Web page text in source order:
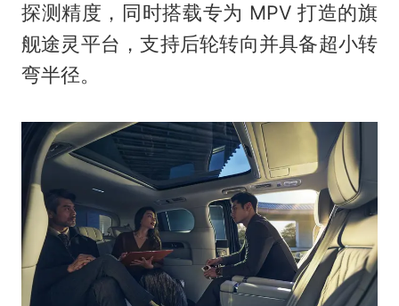
探测精度，同时搭载专为 MPV 打造的旗
舰途灵平台，支持后轮转向并具备超小转
弯半径。